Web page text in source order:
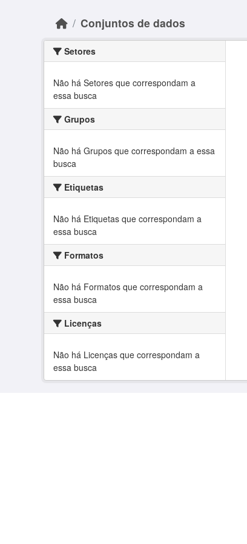
Conjuntos de dados
Setores
Não há Setores que correspondam a
essa busca
Grupos
Não há Grupos que correspondam a essa
busca
Etiquetas
Não há Etiquetas que correspondam a
essa busca
Formatos
Não há Formatos que correspondam a
essa busca
Licenças
Não há Licenças que correspondam a
essa busca